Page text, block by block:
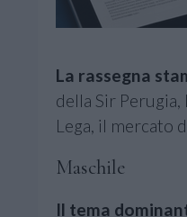
La rassegna
della Sir
Lega, il mercato
Maschile
Il tema